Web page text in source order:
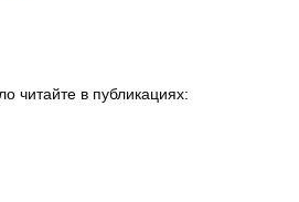
читайте в публикациях: